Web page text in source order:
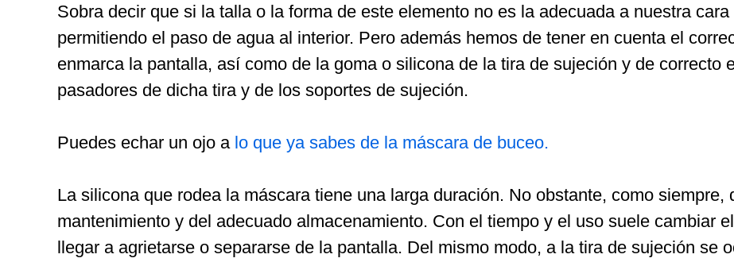
Sobra decir que si la talla o la forma de este elemento no es la adecuada a nuestra
permitiendo el paso de agua al interior. Pero además hemos de tener en cuenta el
enmarca la pantalla, así como de la goma o silicona de la tira de sujeción y de correcto
pasadores de dicha tira y de los soportes de sujeción.
Puedes echar un ojo a lo que ya sabes de la máscara de buceo.
La silicona que rodea la máscara tiene una larga duración. No obstante, como siempre,
mantenimiento y del adecuado almacenamiento. Con el tiempo y el uso suele cambiar
llegar a agrietarse o separarse de la pantalla. Del mismo modo, a la tira de sujeción se